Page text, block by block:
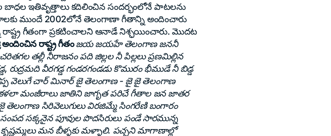
బాధల ఇతివృత్తాలు కదిలించిన సందర్భంలోనే పాటలను
ముందే 2002లోనే తెలంగాణా గీతాన్ని అందించారు
గీతంగా ప్రకటించాలని ఆనాడే నిశ్ఛయించారు. మొదట
అందించిన రాష్ట్ర గీతంజయ జయహే తెలంగాణ జననీ
తల్లీ నీరాజనం పది జిల్లల నీ పిల్లలు ప్రణమిల్లిన
వీరగడ్డ గండరగండడు కొమురం భీముడే నీ బిడ్డ
వెలుగే చార్ మినార్ జై తెలంగాణ - జై జై తెలంగాణ
మంజీరాలు జాతిని జాగృత పరిచే గీతాల జన జాతర
సిరివెలుగులు విరజిమ్మే సింగరేణి బంగారం
సక్కనైన పూవుల పొదసిరులు పండే సారమున్న
మన బీళ్ళకు మళ్ళాలి. పచ్చని మాగాణాల్లో